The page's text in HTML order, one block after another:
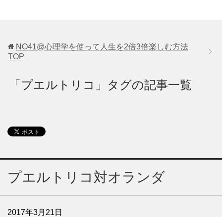
NO41@心理学を使って人生を2倍3倍楽しむ方法
TOP
「プエルトリコ」タグの記事一覧
プエルトリコ対オランダ
2017年3月21日